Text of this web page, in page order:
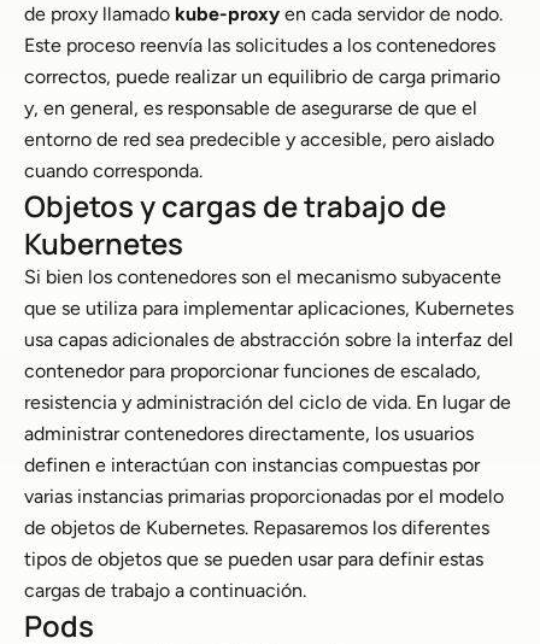
de proxy llamado kube-proxy en cada servidor de nodo.
Este proceso reenvía las solicitudes a los contenedores
correctos, puede realizar un equilibrio de carga primario
y, en general, es responsable de asegurarse de que el
entorno de red sea predecible y accesible, pero aislado
cuando corresponda.
Objetos y cargas de trabajo de
Kubernetes
Si bien los contenedores son el mecanismo subyacente
que se utiliza para implementar aplicaciones, Kubernetes
usa capas adicionales de abstracción sobre la interfaz del
contenedor para proporcionar funciones de escalado,
resistencia y administración del ciclo de vida. En lugar de
administrar contenedores directamente, los usuarios
definen e interactúan con instancias compuestas por
varias instancias primarias proporcionadas por el modelo
de objetos de Kubernetes. Repasaremos los diferentes
tipos de objetos que se pueden usar para definir estas
cargas de trabajo a continuación.
Pods